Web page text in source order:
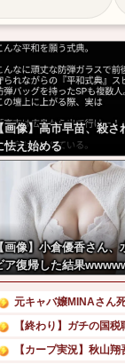
画像】高市早苗、殺さ
怯え始める
画像】小倉優香さん、
ア復帰した結果
元キャバ嬢MINAさん
【終わり】ガチの国
【カープ実況】秋山